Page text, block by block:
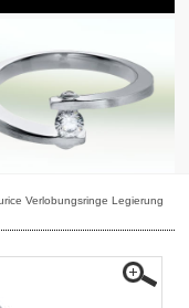
Verlobungsringe Legierung